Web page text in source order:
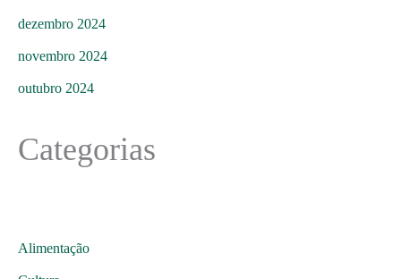
dezembro 2024
novembro 2024
outubro 2024
Categorias
Alimentação